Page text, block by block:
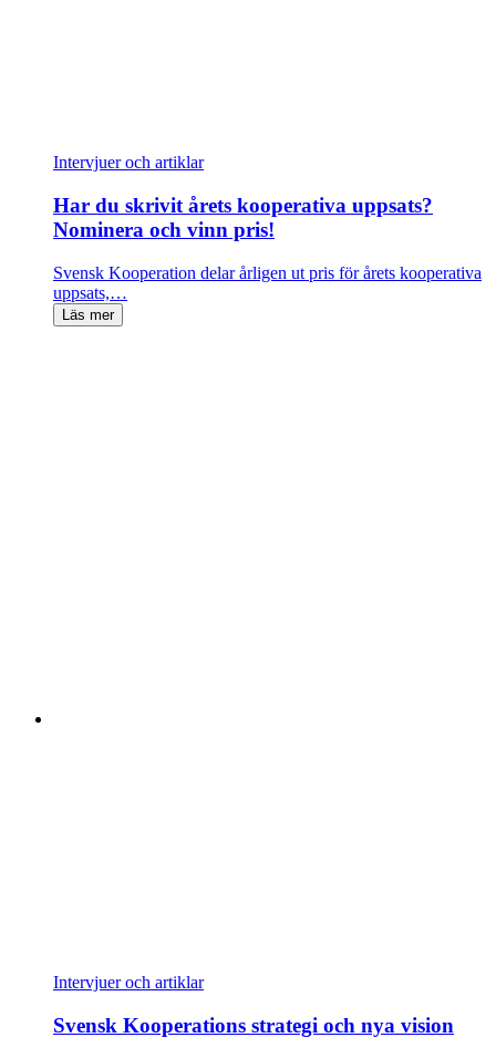
Intervjuer och artiklar
Har du skrivit årets kooperativa uppsats?
Nominera och vinn pris!
Svensk Kooperation delar årligen ut pris för årets kooperativa
uppsats,…
Läs mer
Intervjuer och artiklar
Svensk Kooperations strategi och nya vision